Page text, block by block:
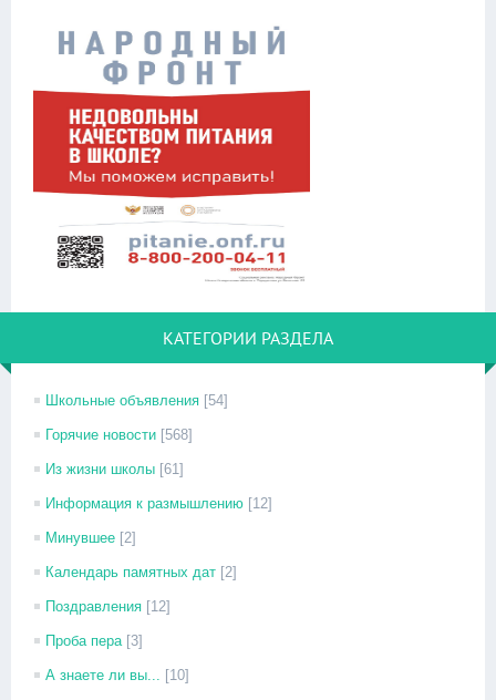
КАТЕГОРИИ РАЗДЕЛА
Школьные объявления [54]
Горячие новости [568]
Из жизни школы [61]
Информация к размышлению [12]
Минувшее [2]
Календарь памятных дат [2]
Поздравления [12]
Проба пера [3]
А знаете ли вы... [10]